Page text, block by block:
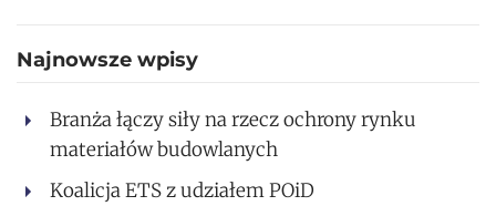
Najnowsze wpisy
Branża łączy siły na rzecz ochrony rynku
materiałów budowlanych
Koalicja ETS z udziałem POiD